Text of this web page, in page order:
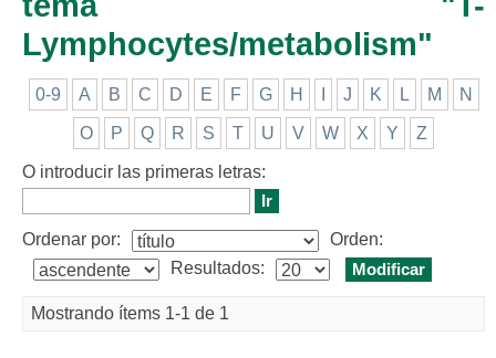
Lymphocytes/metabolism"
0-9 A B C D E F G H J K L M N
O P Q R S T U V W X Y Z
O introducir las primeras letras:
Ordenar por:
Orden:
Resultados:
Mostrando ítems 1-1 de 1